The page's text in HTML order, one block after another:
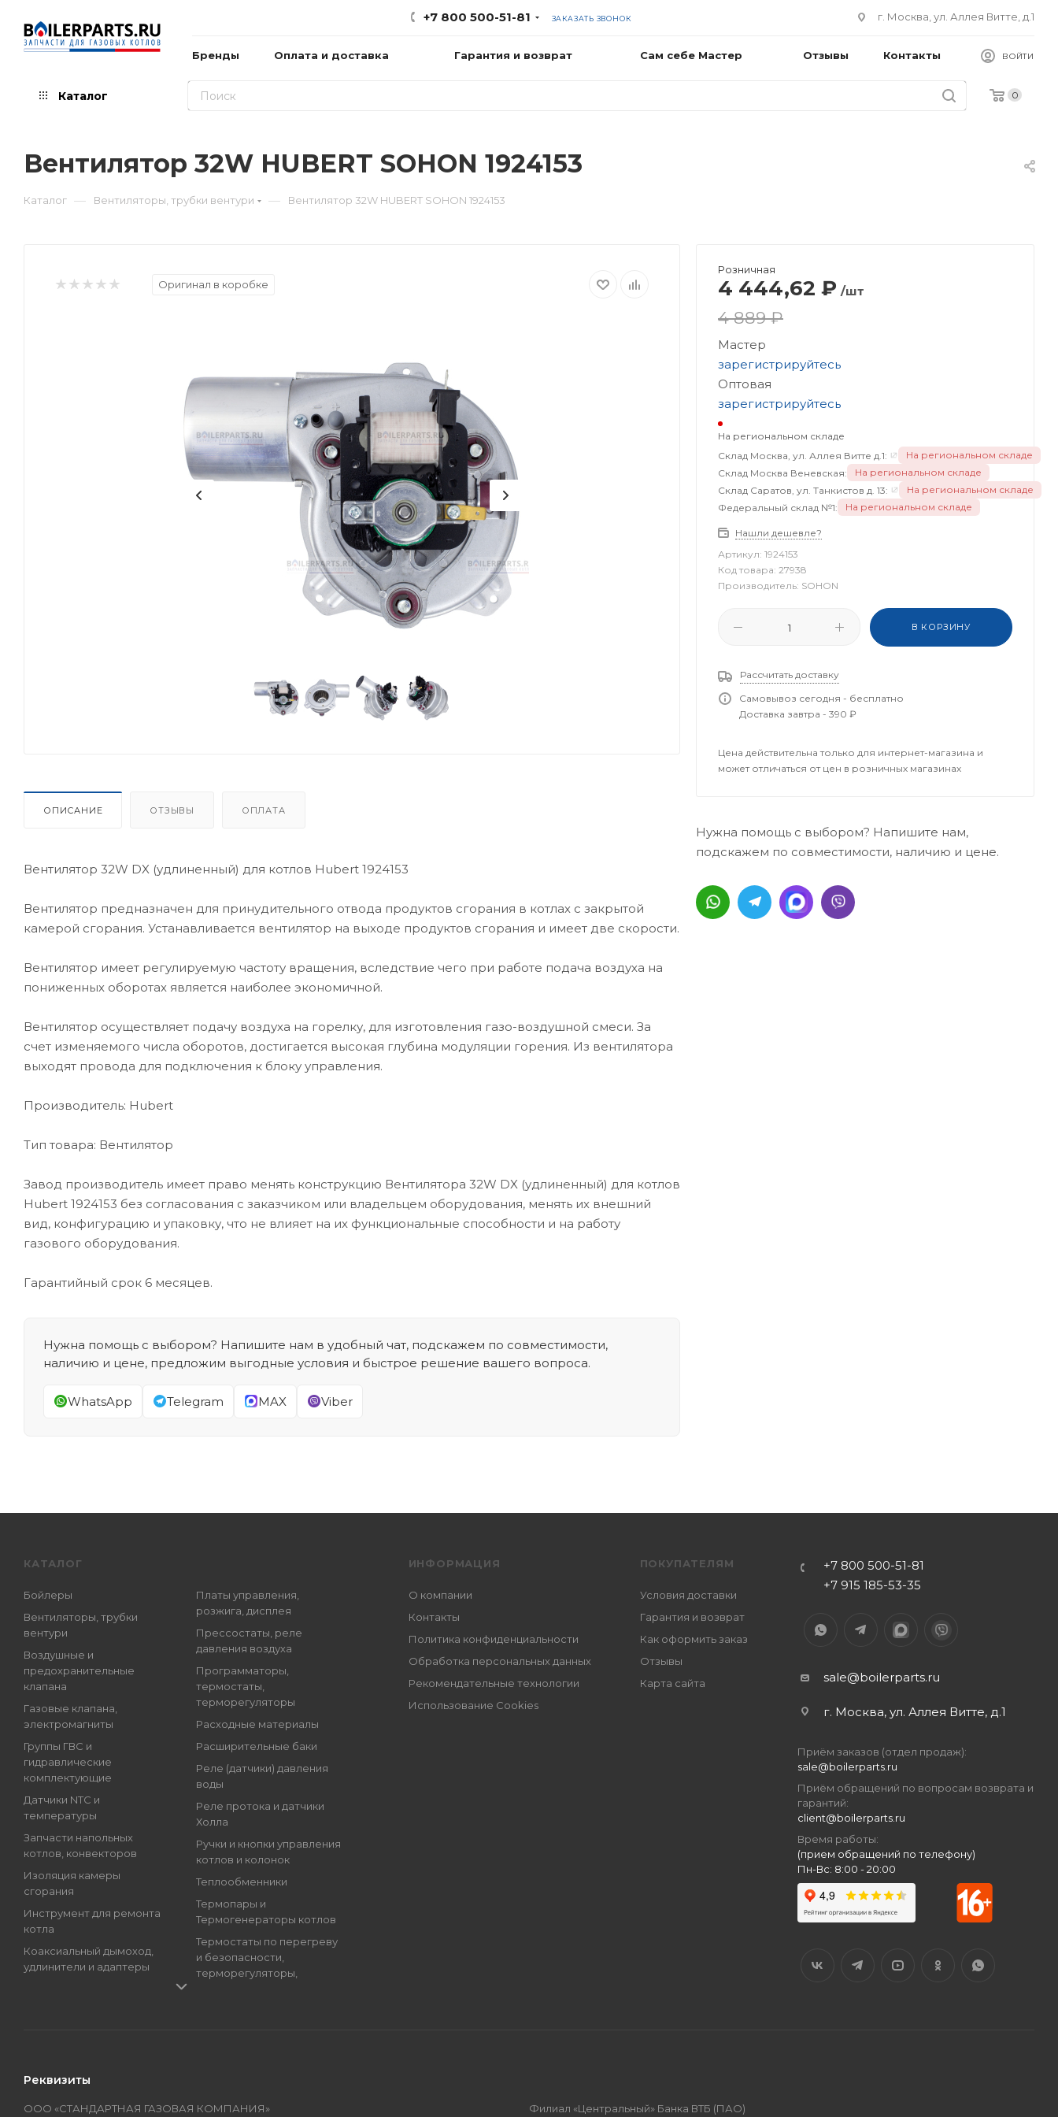
+7 800 500-51-81 ЗАКАЗАТЬ ЗВОНОК г. Москва, ул. Аллея Витте, д.1
Бренды Оплата и доставка Гарантия и возврат Сам себе Мастер Отзывы Контакты ВОЙТИ
Каталог 0
Вентилятор 32W HUBERT SOHON 1924153
Каталог — Вентиляторы, трубки вентури — Вентилятор 32W HUBERT SOHON 1924153
Оригинал в коробке
ОПИСАНИЕ ОТЗЫВЫ ОПЛАТА
Вентилятор 32W DX (удлиненный) для котлов Hubert 1924153
Вентилятор предназначен для принудительного отвода продуктов сгорания в котлах с закрытой
камерой сгорания. Устанавливается вентилятор на выходе продуктов сгорания и имеет две скорости.
Вентилятор имеет регулируемую частоту вращения, вследствие чего при работе подача воздуха на
пониженных оборотах является наиболее экономичной.
Вентилятор осуществляет подачу воздуха на горелку, для изготовления газо-воздушной смеси. За
счет изменяемого числа оборотов, достигается высокая глубина модуляции горения. Из вентилятора
выходят провода для подключения к блоку управления.
Производитель: Hubert
Тип товара: Вентилятор
Завод производитель имеет право менять конструкцию Вентилятора 32W DX (удлиненный) для котлов
Hubert 1924153 без согласования с заказчиком или владельцем оборудования, менять их внешний
вид, конфигурацию и упаковку, что не влияет на их функциональные способности и на работу
газового оборудования.
Гарантийный срок 6 месяцев.
Нужна помощь с выбором? Напишите нам в удобный чат, подскажем по совместимости,
наличию и цене, предложим выгодные условия и быстрое решение вашего вопроса.
WhatsApp Telegram MAX Viber
Розничная
4 444,62 ₽ /шт
4 889 ₽
Мастер
зарегистрируйтесь
Оптовая
зарегистрируйтесь
На региональном складе
Склад Москва, ул. Аллея Витте д.1:
На региональном складе
Склад Москва Веневская:
На региональном складе
Склад Саратов, ул. Танкистов д. 13:
На региональном складе
Федеральный склад №1:
На региональном складе
Нашли дешевле?
Артикул: 1924153
Код товара: 27938
Производитель: SOHON
В КОРЗИНУ
Рассчитать доставку
Самовывоз сегодня - бесплатно
Доставка завтра - 390 ₽
Цена действительна только для интернет-магазина и
может отличаться от цен в розничных магазинах
Нужна помощь с выбором? Напишите нам,
подскажем по совместимости, наличию и цене.
КАТАЛОГ
Бойлеры
Вентиляторы, трубки
вентури
Воздушные и
предохранительные
клапана
Газовые клапана,
электромагниты
Группы ГВС и
гидравлические
комплектующие
Датчики NTC и
температуры
Запчасти напольных
котлов, конвекторов
Изоляция камеры
сгорания
Инструмент для ремонта
котла
Коаксиальный дымоход,
удлинители и адаптеры
и термоманометры
Платы управления,
розжига, дисплея
Прессостаты, реле
давления воздуха
Программаторы,
термостаты,
терморегуляторы
Расходные материалы
Расширительные баки
Реле (датчики) давления
воды
Реле протока и датчики
Холла
Ручки и кнопки управления
котлов и колонок
Теплообменники
Термопары и
Термогенераторы котлов
Термостаты по перегреву
и безопасности,
терморегуляторы,
ИНФОРМАЦИЯ
О компании
Контакты
Политика конфиденциальности
Обработка персональных данных
Рекомендательные технологии
Использование Cookies
ПОКУПАТЕЛЯМ
Условия доставки
Гарантия и возврат
Как оформить заказ
Отзывы
Карта сайта
+7 800 500-51-81
+7 915 185-53-35
sale@boilerparts.ru
г. Москва, ул. Аллея Витте, д.1
Приём заказов (отдел продаж):
sale@boilerparts.ru
Приём обращений по вопросам возврата и
гарантий:
client@boilerparts.ru
Время работы:
(прием обращений по телефону)
Пн-Вс: 8:00 - 20:00
Реквизиты
ООО «СТАНДАРТНАЯ ГАЗОВАЯ КОМПАНИЯ» Филиал «Центральный» Банка ВТБ (ПАО)